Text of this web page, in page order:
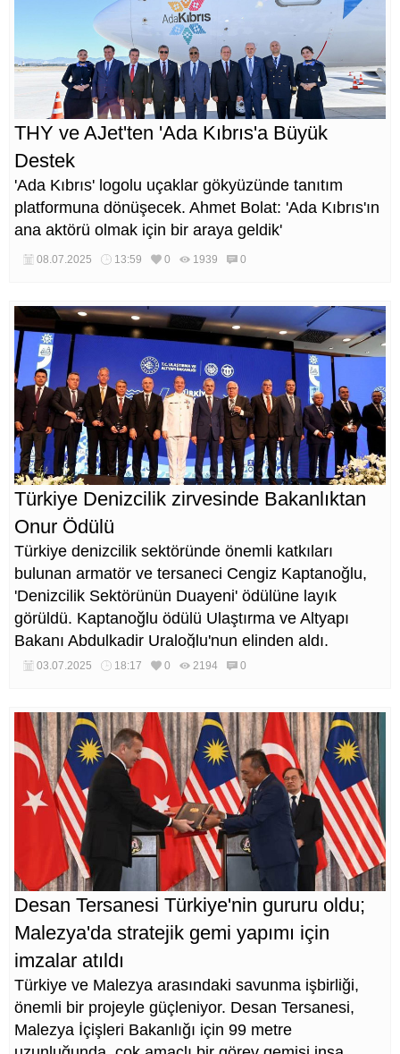
THY ve AJet'ten 'Ada Kıbrıs'a Büyük
Destek
'Ada Kıbrıs' logolu uçaklar gökyüzünde tanıtım
platformuna dönüşecek. Ahmet Bolat: 'Ada Kıbrıs'ın
ana aktörü olmak için bir araya geldik'
08.07.2025 13:59 0 1939 0
Türkiye Denizcilik zirvesinde Bakanlıktan
Onur Ödülü
Türkiye denizcilik sektöründe önemli katkıları
bulunan armatör ve tersaneci Cengiz Kaptanoğlu,
'Denizcilik Sektörünün Duayeni' ödülüne layık
görüldü. Kaptanoğlu ödülü Ulaştırma ve Altyapı
Bakanı Abdulkadir Uraloğlu'nun elinden aldı.
03.07.2025 18:17 0 2194 0
Desan Tersanesi Türkiye'nin gururu oldu;
Malezya'da stratejik gemi yapımı için
imzalar atıldı
Türkiye ve Malezya arasındaki savunma işbirliği,
önemli bir projeyle güçleniyor. Desan Tersanesi,
Malezya İçişleri Bakanlığı için 99 metre